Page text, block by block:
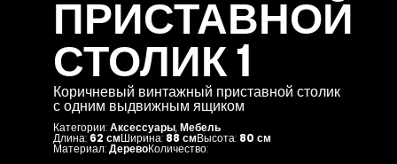
ПРИСТАВНОЙ
СТОЛИК 1
Коричневый винтажный приставной столик
с одним выдвижным ящиком
Категории:Аксессуары,Мебель
Длина:62 смШирина: 88 смВысота: 80 см
Материал:ДеревоКоличество: